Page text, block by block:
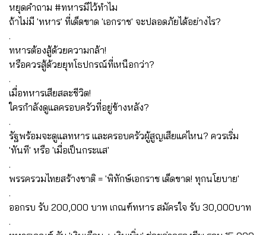
หยุดคำถาม #ทหารมีไว้ทำไม
ถ้าไม่มี 'ทหาร' ที่เด็ดขาด 'เอกราช' จะปลอดภัยได้อย่างไร?
.
ทหารต้องสู้ด้วยความกล้า!
หรือควรสู้ด้วยยุทโธปกรณ์ที่เหนือกว่า?
.
เมื่อทหารเสียสละชีวิต!
ใครกำลังดูแลครอบครัวที่อยู่ข้างหลัง?
.
รัฐพร้อมจะดูแลทหาร และครอบครัวผู้สูญเสียแค่ไหน? ควรเริ่ม
'ทันที' หรือ 'เมื่อเป็นกระแส'
.
พรรครวมไทยสร้างชาติ = 'พิทักษ์เอกราช เด็ดขาด! ทุกนโยบาย'
.
ออกรบ รับ 200,000 บาท เกณฑ์ทหาร สมัครใจ รับ 30,000บาท
.